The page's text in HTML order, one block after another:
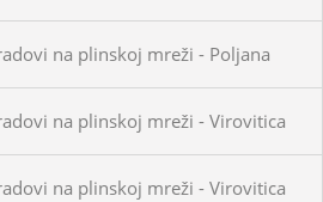
na plinskoj mreži - Poljana
na plinskoj mreži - Virovitica
na plinskoj mreži - Virovitica